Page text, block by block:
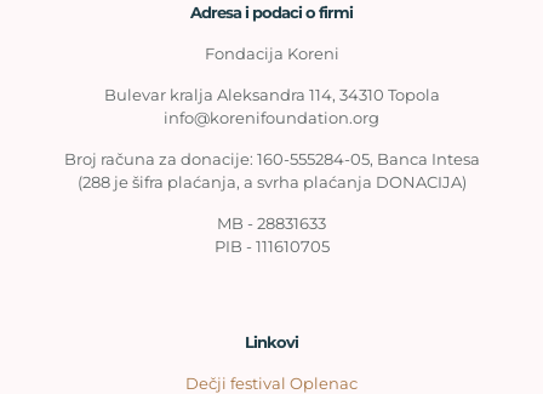
Adresa i podaci o firmi
Fondacija Koreni
Bulevar kralja Aleksandra 114, 34310 Topola
info@korenifoundation.org
Broj računa za donacije: 160-555284-05, Banca Intesa
(288 je šifra plaćanja, a svrha plaćanja DONACIJA)
MB - 28831633
PIB - 111610705
Linkovi
Dečji festival Oplenac